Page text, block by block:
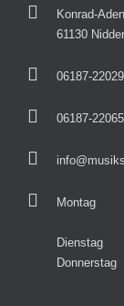
Konrad-
61130
06187-22029
06187-22065
Montag
Dienstag
Donnerstag